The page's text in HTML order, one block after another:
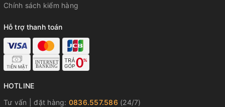
Chính sách kiểm hàng
Hỗ trợ thanh toán
HOTLINE
Tư vấn | đặt hàng: 0836.557.586 (24/7)